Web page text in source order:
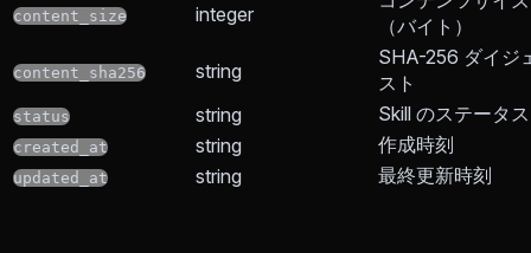
content_size integer
（バイト）
content_sha256 string
SHA-256 ダイジ
スト
status string Skill のステータス
created_at string 作成時刻
updated_at string 最終更新時刻